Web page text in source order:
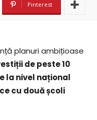
Pinterest
planuri ambițioase
de peste 10
la nivel național
cu două școli